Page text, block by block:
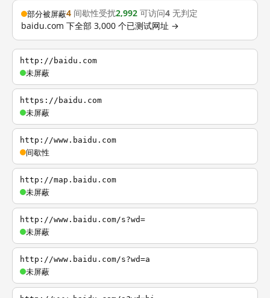
部分被屏蔽4 间歇性受扰2,992 可访问4 无判定
baidu.com 下全部 3,000 个已测试网址 →
http://baidu.com
未屏蔽
https://baidu.com
未屏蔽
http://www.baidu.com
间歇性
http://map.baidu.com
未屏蔽
http://www.baidu.com/s?wd=
未屏蔽
http://www.baidu.com/s?wd=a
未屏蔽